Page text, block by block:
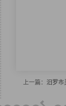
上一篇： 汨罗市